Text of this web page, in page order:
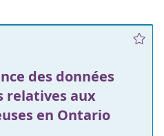
des données
relatives aux
en Ontario